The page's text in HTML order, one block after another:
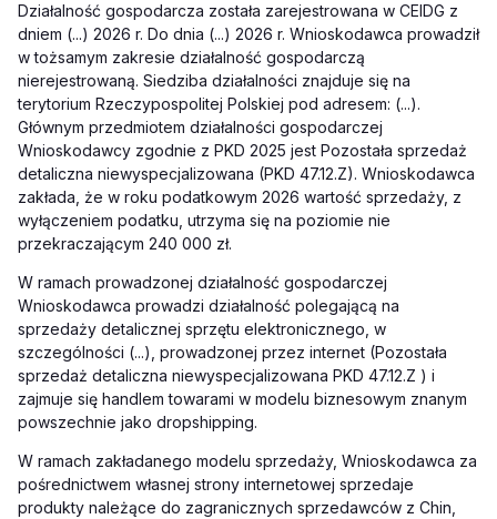
Działalność gospodarcza została zarejestrowana w CEIDG z
dniem (...) 2026 r. Do dnia (...) 2026 r. Wnioskodawca prowadził
w tożsamym zakresie działalność gospodarczą
nierejestrowaną. Siedziba działalności znajduje się na
terytorium Rzeczypospolitej Polskiej pod adresem: (...).
Głównym przedmiotem działalności gospodarczej
Wnioskodawcy zgodnie z PKD 2025 jest Pozostała sprzedaż
detaliczna niewyspecjalizowana (PKD 47.12.Z). Wnioskodawca
zakłada, że w roku podatkowym 2026 wartość sprzedaży, z
wyłączeniem podatku, utrzyma się na poziomie nie
przekraczającym 240 000 zł.
W ramach prowadzonej działalność gospodarczej
Wnioskodawca prowadzi działalność polegającą na
sprzedaży detalicznej sprzętu elektronicznego, w
szczególności (...), prowadzonej przez internet (Pozostała
sprzedaż detaliczna niewyspecjalizowana PKD 47.12.Z ) i
zajmuje się handlem towarami w modelu biznesowym znanym
powszechnie jako dropshipping.
W ramach zakładanego modelu sprzedaży, Wnioskodawca za
pośrednictwem własnej strony internetowej sprzedaje
produkty należące do zagranicznych sprzedawców z Chin,